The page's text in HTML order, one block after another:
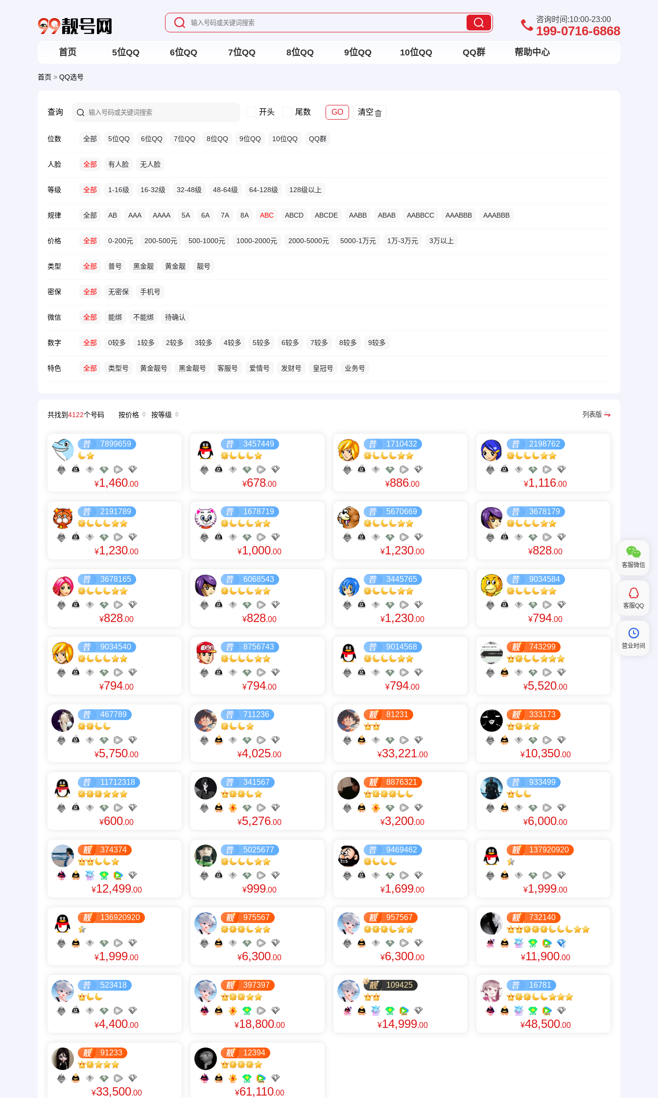
咨询时间:10:00-23:00
199-0716-6868
首页 5位QQ 6位QQ 7位QQ 8位QQ 9位QQ 10位QQ QQ群 帮助中心
首页 > QQ选号
查询 开头 尾数 GO 清空
位数 全部 5位QQ 6位QQ 7位QQ 8位QQ 9位QQ 10位QQ QQ群
人脸 全部 有人脸 无人脸
等级 全部 1-16级 16-32级 32-48级 48-64级 64-128级 128级以上
规律 全部 AB AAA AAAA 5A 6A 7A 8A ABC ABCD ABCDE AABB ABAB AABBCC AAABBB AAABBB
价格 全部 0-200元 200-500元 500-1000元 1000-2000元 2000-5000元 5000-1万元 1万-3万元 3万以上
类型 全部 普号 黑金靓 黄金靓 靓号
密保 全部 无密保 手机号
微信 全部 能绑 不能绑 待确认
数字 全部 0较多 1较多 2较多 3较多 4较多 5较多 6较多 7较多 8较多 9较多
特色 全部 类型号 黄金靓号 黑金靓号 客服号 爱情号 发财号 皇冠号 业务号
共找到 4122个号码 按价格 按等级 列表版
7899659
¥1,460.00
3457449
¥678.00
1710432
¥886.00
2198762
¥1,116.00
2191789
¥1,230.00
1678719
¥1,000.00
5670669
¥1,230.00
3678179
¥828.00
3678165
¥828.00
6068543
¥828.00
3445765
¥1,230.00
9034584
¥794.00
9034540
¥794.00
8756743
¥794.00
9014568
¥794.00
743299
¥5,520.00
467789
¥5,750.00
711236
¥4,025.00
81231
¥33,221.00
333173
¥10,350.00
11712318
¥600.00
341567
¥5,276.00
8876321
¥3,200.00
933499
¥6,000.00
374374
¥12,499.00
5025677
¥999.00
9469462
¥1,699.00
137920920
¥1,999.00
136920920
¥1,999.00
975567
¥6,300.00
957567
¥6,300.00
732140
¥11,900.00
523418
¥4,400.00
397397
¥18,800.00
109425
¥14,999.00
16781
¥48,500.00
91233
¥33,500.00
12394
¥61,110.00
客服微信
客服QQ
营业时间